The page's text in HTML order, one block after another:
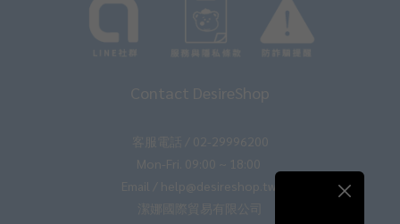
Contact DesireShop
客服電話 / 02-29996200
Mon-Fri. 09:00 ~ 18:00
Email / help@desireshop.tw
潔娜國際貿易有限公司